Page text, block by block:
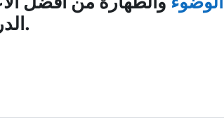
وصفته.